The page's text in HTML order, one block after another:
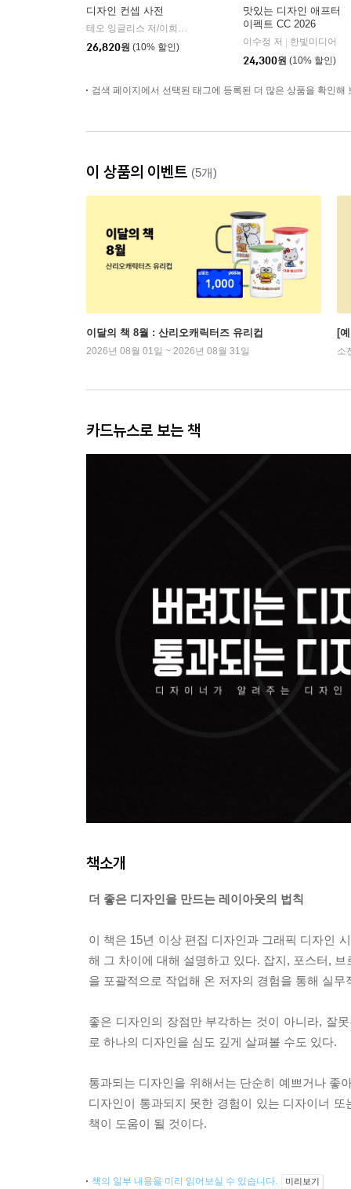
디자인 컨셉 사전
테오 잉글리스 저/이희수 역
윌북(willbook)
26,820원 (10% 할인)
맛있는 디자인 애프터
이펙트 CC 2026
이수정 저
한빛미디어
24,300원 (10% 할인)
검색 페이지에서 선택된 태그에 등록된 더 많은 상품을 확인해
이 상품의 이벤트 (5개)
이달의 책 8월 : 산리오캐릭터즈 유리컵
2026년 08월 01일 ~ 2026년 08월 31일
[
소
카드뉴스로 보는 책
책소개
더 좋은 디자인을 만드는 레이아웃의 법칙
이 책은 15년 이상 편집 디자인과 그래픽 디자인
해 그 차이에 대해 설명하고 있다. 잡지, 포스터,
을 포괄적으로 작업해 온 저자의 경험을 통해 실
좋은 디자인의 장점만 부각하는 것이 아니라, 잘
로 하나의 디자인을 심도 깊게 살펴볼 수도 있다.
통과되는 디자인을 위해서는 단순히 예쁘거나 좋
디자인이 통과되지 못한 경험이 있는 디자이너
책이 도움이 될 것이다.
책의 일부 내용을 미리 읽어보실 수 있습니다. 미리보기